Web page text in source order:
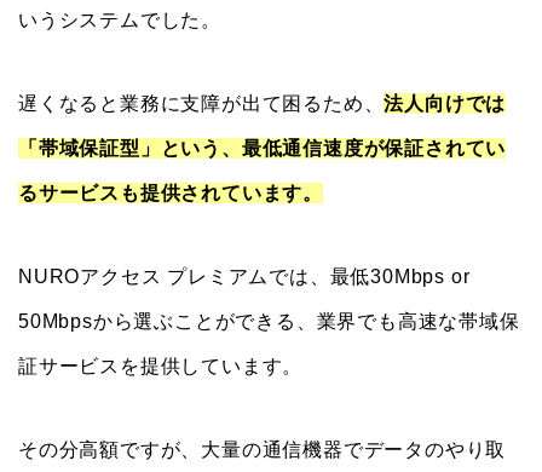
いうシステムでした。
遅くなると業務に支障が出て困るため、法人向けでは
「帯域保証型」という、最低通信速度が保証されてい
るサービスも提供されています。
NUROアクセス プレミアムでは、最低30Mbps or
50Mbpsから選ぶことができる、業界でも高速な帯域保
証サービスを提供しています。
その分高額ですが、大量の通信機器でデータのやり取